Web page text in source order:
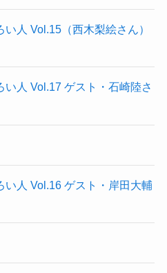
人 Vol.15（西木梨絵さん）
人 Vol.17 ゲスト・石崎陸さ
い人 Vol.16 ゲスト・岸田大輔